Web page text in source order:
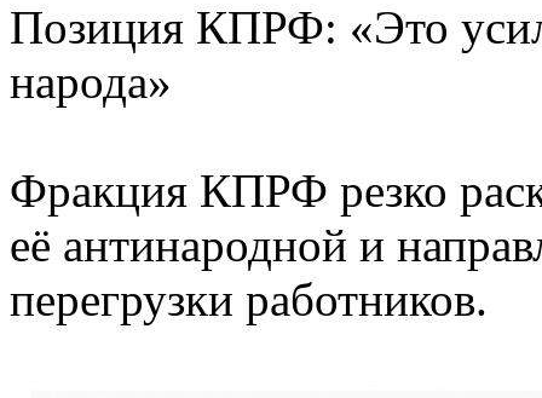
Позиция КПРФ: «Это
народа»
Фракция КПРФ резко
её антинародной и
перегрузки работников.